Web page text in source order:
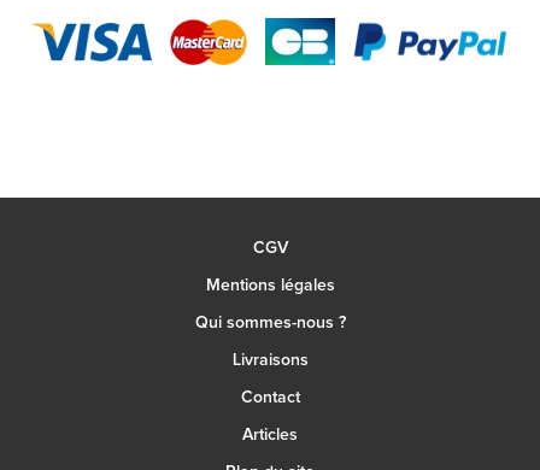
CGV
Mentions légales
Qui sommes-nous ?
Livraisons
Contact
Articles